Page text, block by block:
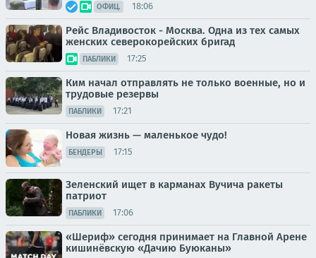
ОФИЦ. 18:06
Рейс Владивосток - Москва. Одна из тех самых
женских северокорейских бригад
ПАБЛИКИ 17:25
Ким начал отправлять не только военные, но и
трудовые резервы
ПАБЛИКИ 17:21
Новая жизнь — маленькое чудо!
БЕНДЕРЫ 17:15
Зеленский ищет в карманах Вучича ракеты
патриот
ПАБЛИКИ 17:06
«Шериф» сегодня принимает на Главной Арене
кишинёвскую «Дачию Буюканы»